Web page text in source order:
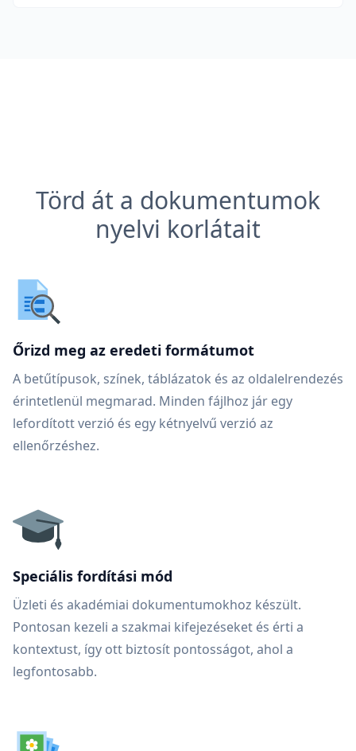
Törd át a dokumentumok
nyelvi korlátait
Őrizd meg az eredeti formátumot
A betűtípusok, színek, táblázatok és az oldalelrendezés
érintetlenül megmarad. Minden fájlhoz jár egy
lefordított verzió és egy kétnyelvű verzió az
ellenőrzéshez.
Speciális fordítási mód
Üzleti és akadémiai dokumentumokhoz készült.
Pontosan kezeli a szakmai kifejezéseket és érti a
kontextust, így ott biztosít pontosságot, ahol a
legfontosabb.